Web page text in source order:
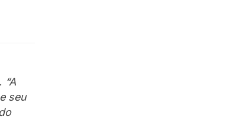
“A
seu